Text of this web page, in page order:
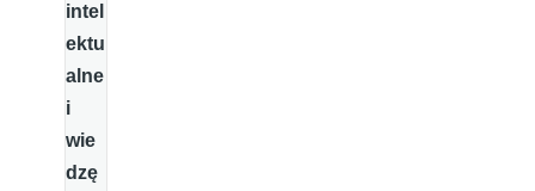
intel
ektu
alne
i
wie
dzę